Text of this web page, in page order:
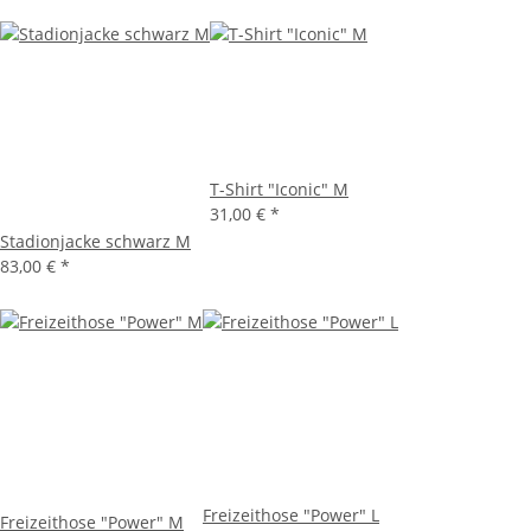
Stadionjacke schwarz M
83,00 € *
T-Shirt "Iconic" M
31,00 € *
Freizeithose "Power" M
Freizeithose "Power" L